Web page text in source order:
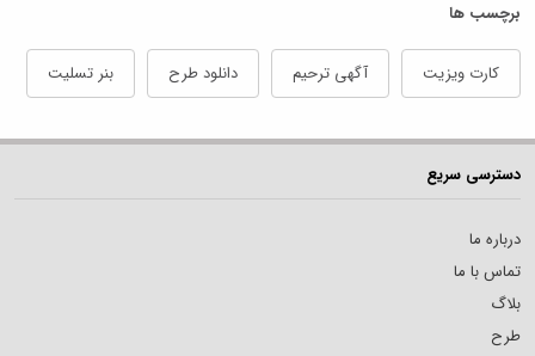
برچسب ها
کارت ویزیت آگهی ترحیم دانلود طرح بنر تسلیت
دسترسی سریع
درباره ما
تماس با ما
بلاگ
طرح